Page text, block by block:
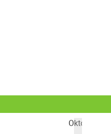
Oktober 2026